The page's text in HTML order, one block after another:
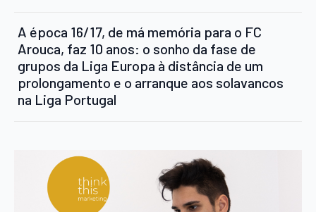
A época 16/17, de má memória para o FC
Arouca, faz 10 anos: o sonho da fase de
grupos da Liga Europa à distância de um
prolongamento e o arranque aos solavancos
na Liga Portugal